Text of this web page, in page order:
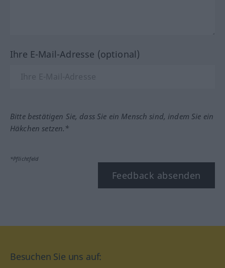
Ihre E-Mail-Adresse (optional)
Bitte bestätigen Sie, dass Sie ein Mensch sind, indem Sie ein
Häkchen setzen.*
*Pflichtfeld
Feedback absenden
Besuchen Sie uns auf: